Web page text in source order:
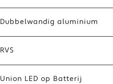
Dubbelwandig aluminium
RVS
Union LED op Batterij